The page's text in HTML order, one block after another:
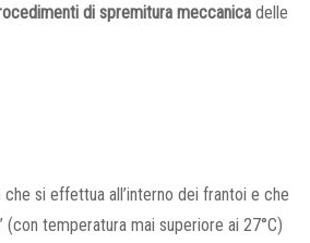
di spremitura meccanica delle
si effettua all’interno dei frantoi e che
(con temperatura mai superiore ai 27°C)